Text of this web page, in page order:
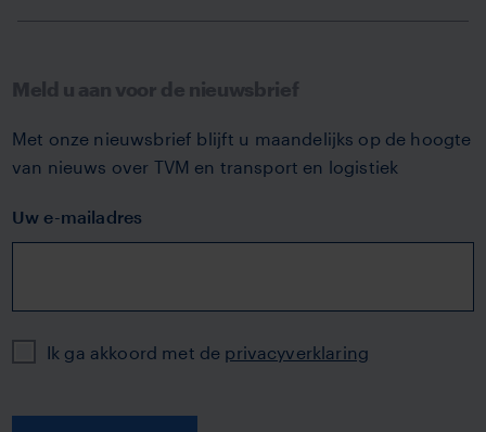
Meld u aan voor de nieuwsbrief
Met onze nieuwsbrief blijft u maandelijks op de hoogte
van nieuws over TVM en transport en logistiek
Uw e-mailadres
PrivacyIk ga akkoord met de privacyverklaring